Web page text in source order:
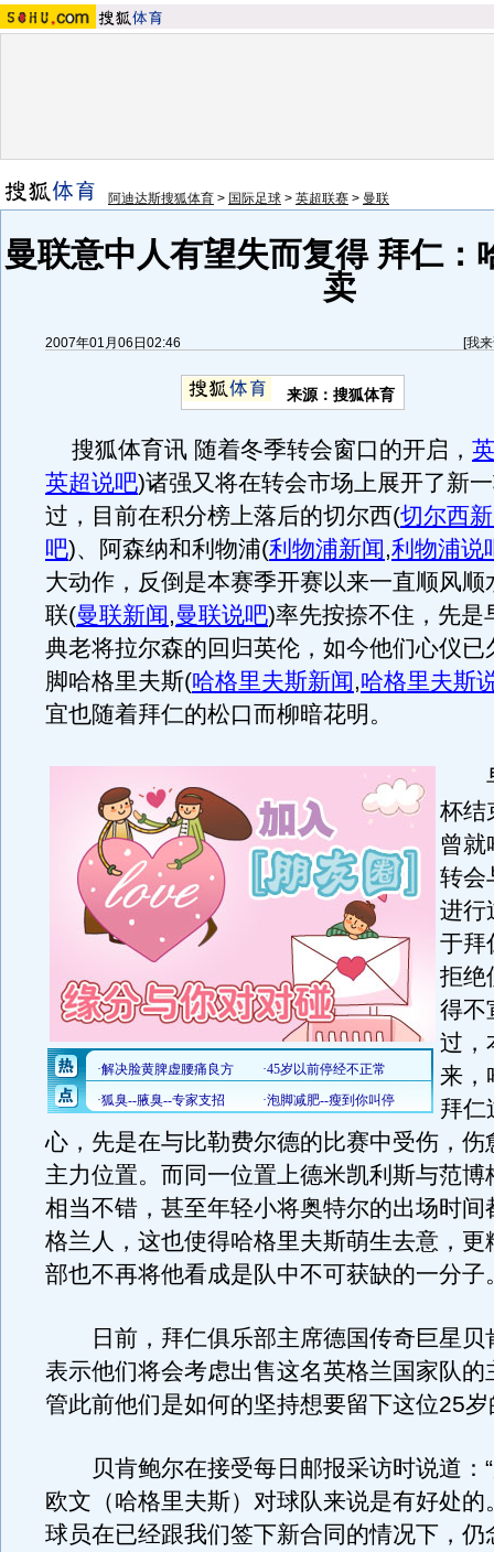
阿迪达斯搜狐体育 > 国际足球 > 英超联赛 > 曼联
曼联意中人有望失而复得 拜仁：
卖
2007年01月06日02:46 [我
来源：搜狐体育
搜狐体育讯 随着冬季转会窗口的开启，
英超说吧)诸强又将在转会市场上展开了新
过，目前在积分榜上落后的切尔西(切尔西
吧)、阿森纳和利物浦(利物浦新闻,利物浦说
大动作，反倒是本赛季开赛以来一直顺风顺
联(曼联新闻,曼联说吧)率先按捺不住，先是
典老将拉尔森的回归英伦，如今他们心仪已
脚哈格里夫斯(哈格里夫斯新闻,哈格里夫斯
宜也随着拜仁的松口而柳暗花明。
早
杯结
曾就
转会
进行
于拜
拒绝
得不
过，
来，
拜仁
心，先是在与比勒费尔德的比赛中受伤，伤
主力位置。而同一位置上德米凯利斯与范博
相当不错，甚至年轻小将奥特尔的出场时间
格兰人，这也使得哈格里夫斯萌生去意，更
部也不再将他看成是队中不可获缺的一分子
日前，拜仁俱乐部主席德国传奇巨星贝
表示他们将会考虑出售这名英格兰国家队的
管此前他们是如何的坚持想要留下这位25
贝肯鲍尔在接受每日邮报采访时说道：“
欧文（哈格里夫斯）对球队来说是有好处的
球员在已经跟我们签下新合同的情况下，仍